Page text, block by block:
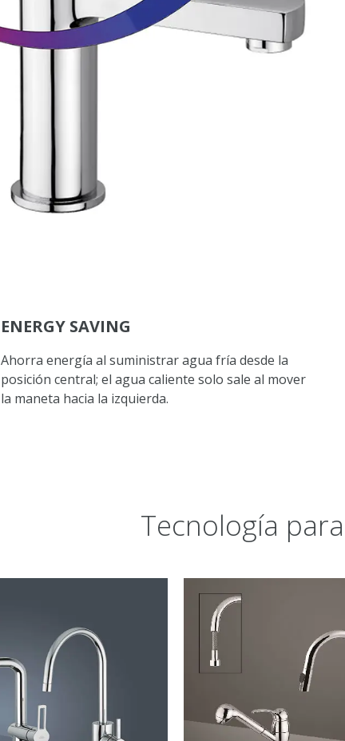
ENERGY SAVING
Ahorra energía al suministrar agua fría desde la
posición central; el agua caliente solo sale al mover
la maneta hacia la izquierda.
Tecnología